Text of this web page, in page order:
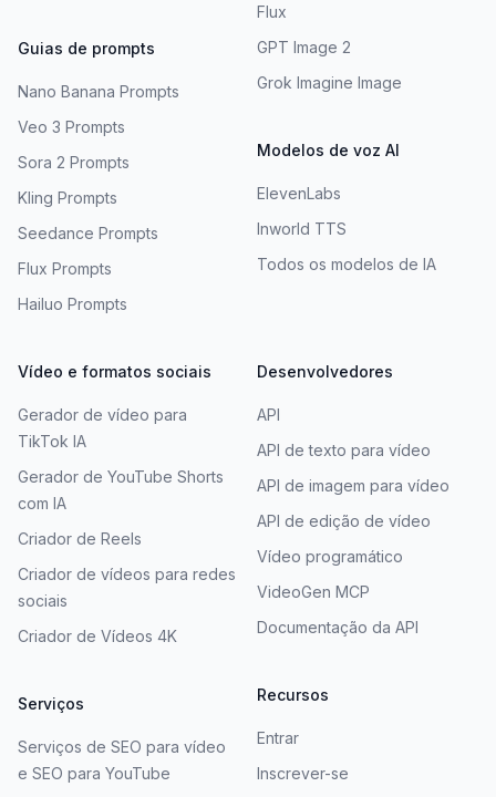
Guias de prompts
Nano Banana Prompts
Veo 3 Prompts
Sora 2 Prompts
Kling Prompts
Seedance Prompts
Flux Prompts
Hailuo Prompts
Flux
GPT Image 2
Grok Imagine Image
Modelos de voz AI
ElevenLabs
Inworld TTS
Todos os modelos de IA
Vídeo e formatos sociais
Gerador de vídeo para
TikTok IA
Gerador de YouTube Shorts
com IA
Criador de Reels
Criador de vídeos para redes
sociais
Criador de Vídeos 4K
Serviços
Serviços de SEO para vídeo
e SEO para YouTube
Desenvolvedores
API
API de texto para vídeo
API de imagem para vídeo
API de edição de vídeo
Vídeo programático
VideoGen MCP
Documentação da API
Recursos
Entrar
Inscrever-se